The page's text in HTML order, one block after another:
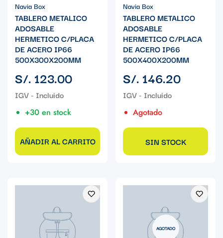
Navia Box
TABLERO METALICO
ADOSABLE
HERMETICO C/PLACA
DE ACERO IP66
500X300X200MM
Precio
regular
S/. 123.00
+30 en stock
AÑADIR AL CARRITO
Navia Box
TABLERO METALICO
ADOSABLE
HERMETICO C/PLACA
DE ACERO IP66
500X400X200MM
Precio
regular
S/. 146.20
Agotado
SIN STOCK
AGOTADO